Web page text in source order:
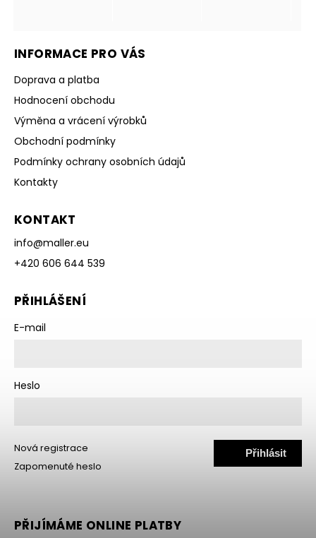
INFORMACE PRO VÁS
Doprava a platba
Hodnocení obchodu
Výměna a vrácení výrobků
Obchodní podmínky
Podmínky ochrany osobních údajů
Kontakty
KONTAKT
info@maller.eu
+420 606 644 539
PŘIHLÁŠENÍ
E-mail
Heslo
Přihlásit
Nová registrace
Zapomenuté heslo
PŘIJÍMÁME ONLINE PLATBY